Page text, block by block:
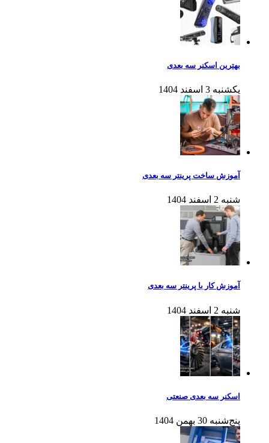
بهترین اسکنر سه بعدی
یکشنبه 3 اسفند 1404
آموزش ساخت پرینتر سه بعدی
شنبه 2 اسفند 1404
آموزش کار با پرینتر سه بعدی
شنبه 2 اسفند 1404
اسکنر سه بعدی صنعتی
پنج‌شنبه 30 بهمن 1404